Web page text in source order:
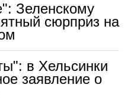
Зеленскому
сюрприз на
в Хельсинки
заявление о